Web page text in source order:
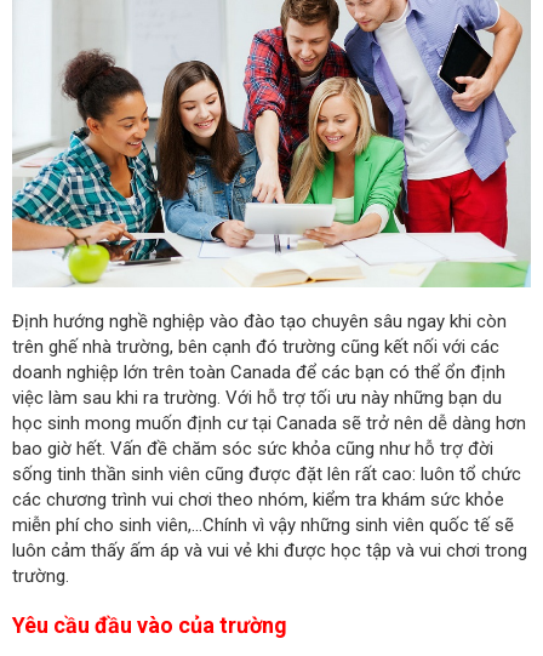
Định hướng nghề nghiệp vào đào tạo chuyên sâu ngay khi còn
trên ghế nhà trường, bên cạnh đó trường cũng kết nối với các
doanh nghiệp lớn trên toàn Canada để các bạn có thể ổn định
việc làm sau khi ra trường. Với hỗ trợ tối ưu này những bạn du
học sinh mong muốn định cư tại Canada sẽ trở nên dễ dàng hơn
bao giờ hết. Vấn đề chăm sóc sức khỏa cũng như hỗ trợ đời
sống tinh thần sinh viên cũng được đặt lên rất cao: luôn tổ chức
các chương trình vui chơi theo nhóm, kiểm tra khám sức khỏe
miễn phí cho sinh viên,…Chính vì vậy những sinh viên quốc tế sẽ
luôn cảm thấy ấm áp và vui vẻ khi được học tập và vui chơi trong
trường.
Yêu cầu đầu vào của trường